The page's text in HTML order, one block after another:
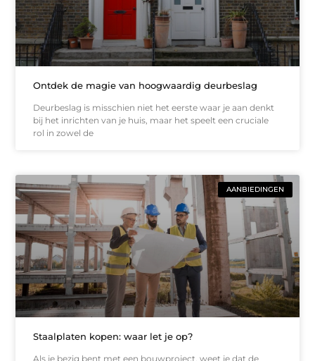
Ontdek de magie van hoogwaardig deurbeslag
Deurbeslag is misschien niet het eerste waar je aan denkt
bij het inrichten van je huis, maar het speelt een cruciale
rol in zowel de
AANBIEDINGEN
Staalplaten kopen: waar let je op?
Als je bezig bent met een bouwproject, weet je dat de